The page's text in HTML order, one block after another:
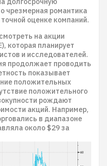
чрезмерная романтика
оценке компаний.
на акции
которая планирует
и исследователей.
продолжает проводить
показывает
положительных
положительного
рождают
акций. Например,
в диапазоне
около $29 за